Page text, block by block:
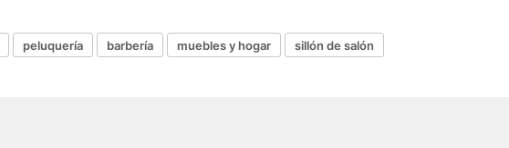
peluquería barbería muebles y hogar sillón de salón